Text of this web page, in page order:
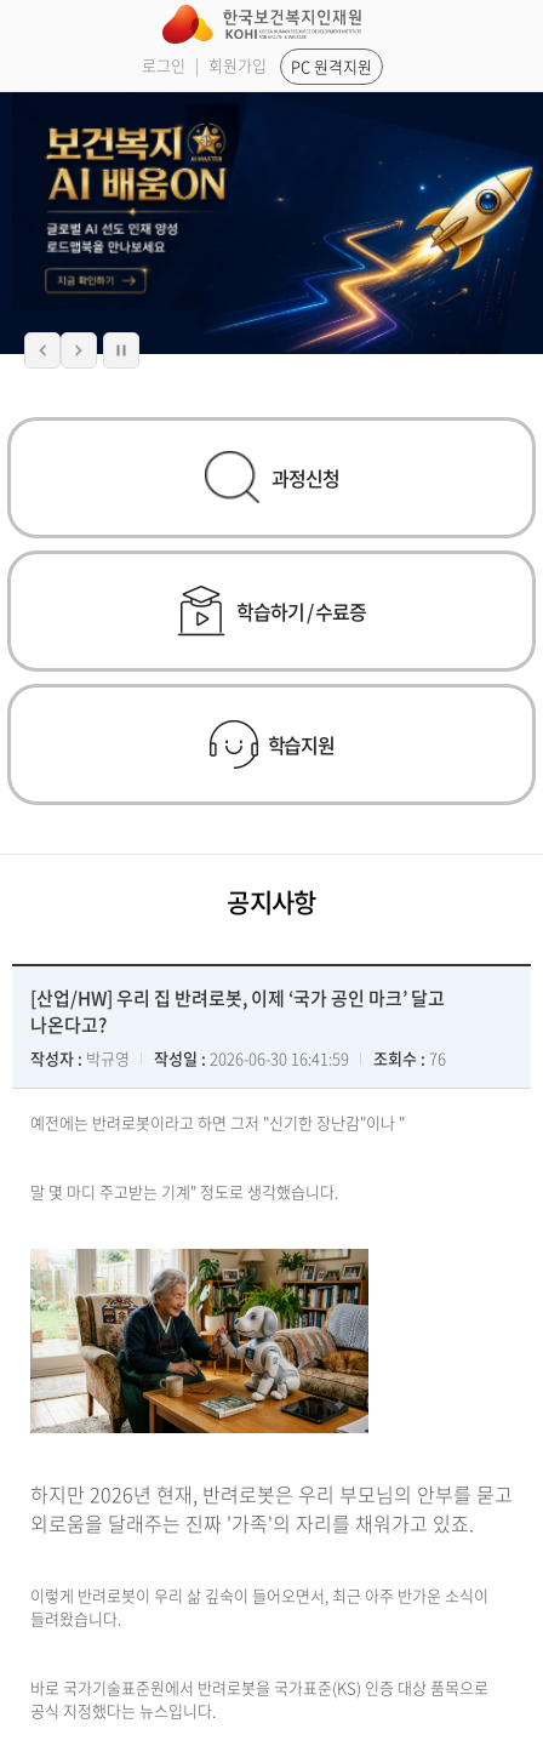
로그인 | 회원가입 PC 원격지원
과정신청
학습하기 / 수료증
학습지원
공지사항
[산업/HW] 우리 집 반려로봇, 이제 ‘국가 공인 마크’ 달고
나온다고?
작성자 : 박규영 작성일 : 2026-06-30 16:41:59 조회수 : 76
예전에는 반려로봇이라고 하면 그저 "신기한 장난감"이나 "
말 몇 마디 주고받는 기계" 정도로 생각했습니다.
하지만 2026년 현재, 반려로봇은 우리 부모님의 안부를 묻고
외로움을 달래주는 진짜 '가족'의 자리를 채워가고 있죠.
이렇게 반려로봇이 우리 삶 깊숙이 들어오면서, 최근 아주 반가운 소식이
들려왔습니다.
바로 국가기술표준원에서 반려로봇을 국가표준(KS) 인증 대상 품목으로
공식 지정했다는 뉴스입니다.